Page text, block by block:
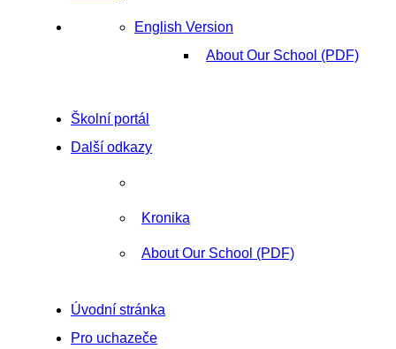
English Version
About Our School (PDF)
Školní portál
Další odkazy
Kronika
About Our School (PDF)
Úvodní stránka
Pro uchazeče